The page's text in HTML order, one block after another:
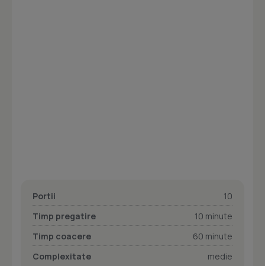
Portii
10
Timp pregatire
10 minute
Timp coacere
60 minute
Complexitate
medie